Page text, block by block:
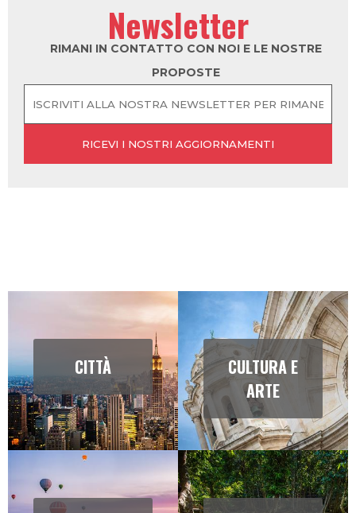
Newsletter
RIMANI IN CONTATTO CON NOI E LE NOSTRE
PROPOSTE
CITTÀ
CULTURA E
ARTE